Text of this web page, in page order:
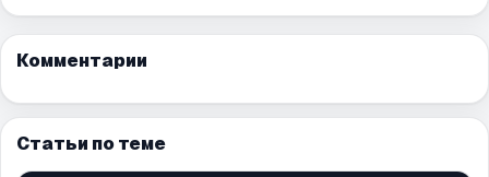
Комментарии
Статьи по теме